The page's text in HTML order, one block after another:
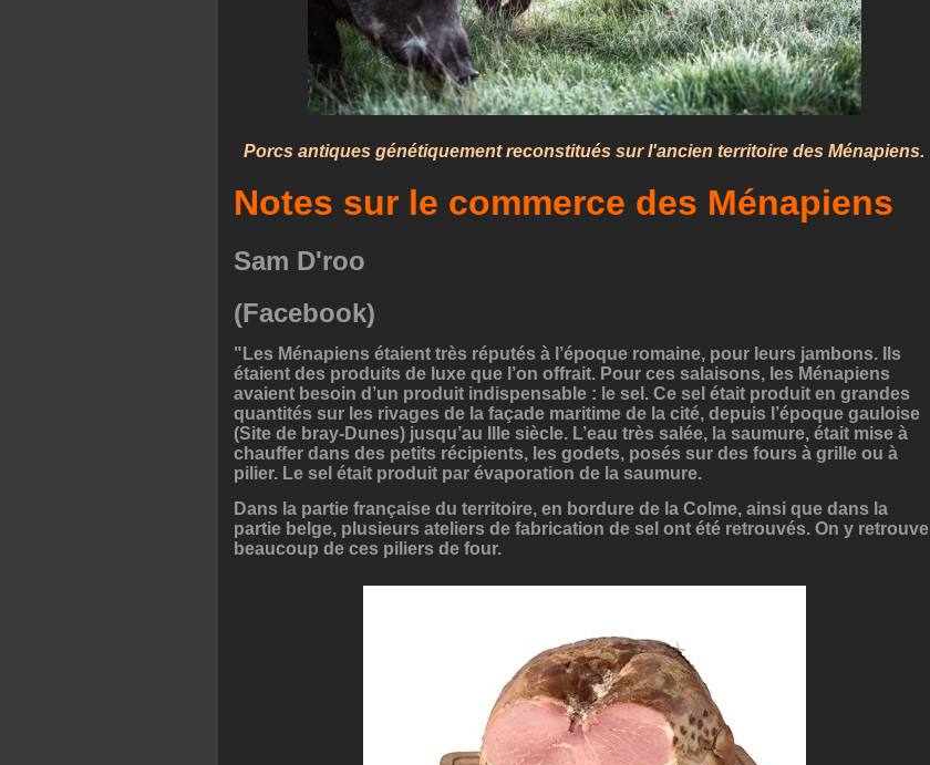
Porcs antiques génétiquement reconstitués sur l'ancien territoire des Ménapiens.
Notes sur le commerce des Ménapiens
Sam D'roo
(Facebook)
"Les Ménapiens étaient très réputés à l’époque romaine, pour leurs jambons. Ils
étaient des produits de luxe que l’on offrait. Pour ces salaisons, les Ménapiens
avaient besoin d’un produit indispensable : le sel. Ce sel était produit en grandes
quantités sur les rivages de la façade maritime de la cité, depuis l’époque gauloise
(Site de bray-Dunes) jusqu’au IIIe siècle. L’eau très salée, la saumure, était mise à
chauffer dans des petits récipients, les godets, posés sur des fours à grille ou à
pilier. Le sel était produit par évaporation de la saumure.
Dans la partie française du territoire, en bordure de la Colme, ainsi que dans la
partie belge, plusieurs ateliers de fabrication de sel ont été retrouvés. On y retrouve
beaucoup de ces piliers de four.